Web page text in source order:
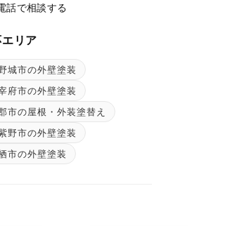
話で相談する
リア
城市の外壁塗装
府市の外壁塗装
市の屋根・外装塗替え
野市の外壁塗装
市の外壁塗装